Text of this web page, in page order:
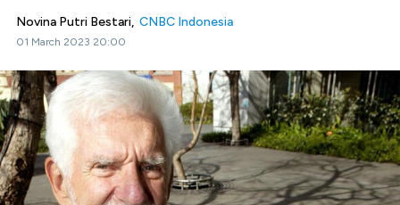
Novina Putri Bestari, CNBC Indonesia
01 March 2023 20:00